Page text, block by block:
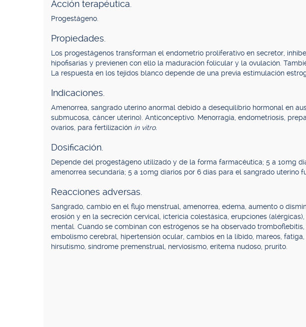
Acción terapéutica.
Progestágeno.
Propiedades.
Los progestágenos transforman el endometrio proliferativo en secretor,
hipofisarias y previenen con ello la maduración folicular y la ovulación.
La respuesta en los tejidos blanco depende de una previa estimulación
Indicaciones.
Amenorrea, sangrado uterino anormal debido a desequilibrio hormonal en
submucosa, cáncer uterino). Anticonceptivo. Menorragia, endometriosis,
ovarios, para fertilización in vitro.
Dosificación.
Depende del progestágeno utilizado y de la forma farmacéutica; 5 a 10mg
amenorrea secundaria; 5 a 10mg diarios por 6 días para el sangrado uterino
Reacciones adversas.
Sangrado, cambio en el flujo menstrual, amenorrea, edema, aumento o
erosión y en la secreción cervical, ictericia colestásica, erupciones
mental. Cuando se combinan con estrógenos se ha observado
embolismo cerebral, hipertensión ocular, cambios en la libido, mareos,
hirsutismo, síndrome premenstrual, nerviosismo, eritema nudoso, prurito.